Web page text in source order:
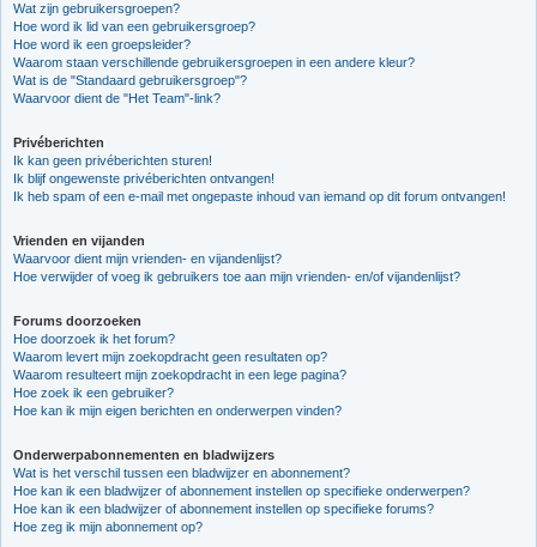
Wat zijn gebruikersgroepen?
Hoe word ik lid van een gebruikersgroep?
Hoe word ik een groepsleider?
Waarom staan verschillende gebruikersgroepen in een andere kleur?
Wat is de "Standaard gebruikersgroep"?
Waarvoor dient de "Het Team"-link?
Privéberichten
Ik kan geen privéberichten sturen!
Ik blijf ongewenste privéberichten ontvangen!
Ik heb spam of een e-mail met ongepaste inhoud van iemand op dit forum ontvangen!
Vrienden en vijanden
Waarvoor dient mijn vrienden- en vijandenlijst?
Hoe verwijder of voeg ik gebruikers toe aan mijn vrienden- en/of vijandenlijst?
Forums doorzoeken
Hoe doorzoek ik het forum?
Waarom levert mijn zoekopdracht geen resultaten op?
Waarom resulteert mijn zoekopdracht in een lege pagina?
Hoe zoek ik een gebruiker?
Hoe kan ik mijn eigen berichten en onderwerpen vinden?
Onderwerpabonnementen en bladwijzers
Wat is het verschil tussen een bladwijzer en abonnement?
Hoe kan ik een bladwijzer of abonnement instellen op specifieke onderwerpen?
Hoe kan ik een bladwijzer of abonnement instellen op specifieke forums?
Hoe zeg ik mijn abonnement op?